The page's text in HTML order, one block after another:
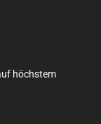
höchstem